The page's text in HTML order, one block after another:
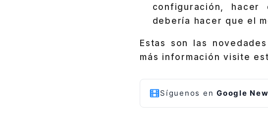
configuración,
debería hacer que el
Estas son las
más información visite
Síguenos en Google